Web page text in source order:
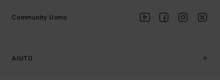
AIUTO
Community Uomo